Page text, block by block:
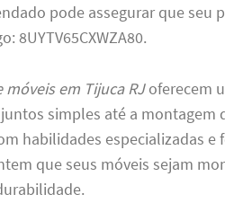
pode assegurar que seu
8UYTV65CXWZA80.
em Tijuca RJoferecem
simples até a montagem
habilidades especializadas e
que seus móveis sejam